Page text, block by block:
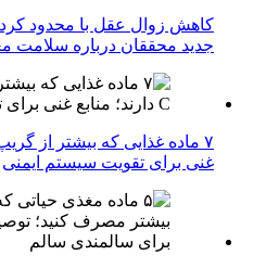
کاهش زوال عقل با محدود
جدید محققان درباره سلامت
غنی برای تقویت سیستم ایمنی